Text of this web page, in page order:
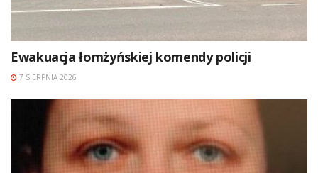
Ewakuacja łomżyńskiej komendy policji
7 SIERPNIA 2026